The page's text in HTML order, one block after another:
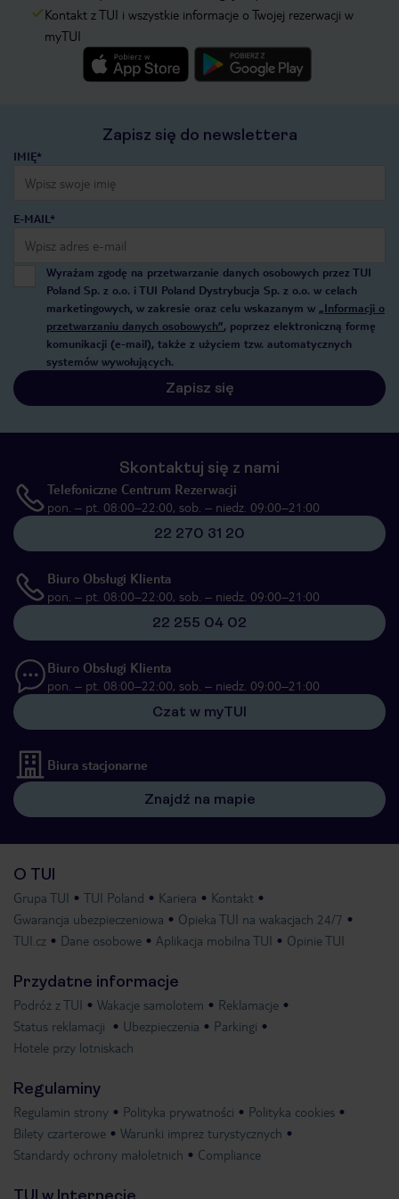
Kontakt z TUI i wszystkie informacje o Twojej rezerwacji w
myTUI
Zapisz się do newslettera
IMIĘ*
E-MAIL*
Wyrażam zgodę na przetwarzanie danych osobowych przez TUI
Poland Sp. z o.o. i TUI Poland Dystrybucja Sp. z o.o. w celach
marketingowych, w zakresie oraz celu wskazanym w „Informacji o
przetwarzaniu danych osobowych”, poprzez elektroniczną formę
komunikacji (e-mail), także z użyciem tzw. automatycznych
systemów wywołujących.
Zapisz się
Skontaktuj się z nami
Telefoniczne Centrum Rezerwacji
pon. – pt. 08:00–22:00, sob. – niedz. 09:00–21:00
22 270 31 20
Biuro Obsługi Klienta
pon. – pt. 08:00–22:00, sob. – niedz. 09:00–21:00
22 255 04 02
Biuro Obsługi Klienta
pon. – pt. 08:00–22:00, sob. – niedz. 09:00–21:00
Czat w myTUI
Biura stacjonarne
Znajdź na mapie
O TUI
Grupa TUI TUI Poland Kariera
Kontakt
Gwarancja ubezpieczeniowa
Opieka TUI na wakacjach 24/7
TUI.cz
Dane osobowe Aplikacja mobilna TUI Opinie TUI
Przydatne informacje
Podróż z TUI Wakacje samolotem
Reklamacje
Status reklamacji
Ubezpieczenia
Parkingi
Hotele przy lotniskach
Regulaminy
Regulamin strony Polityka prywatności
Polityka cookies
Bilety czarterowe
Warunki imprez turystycznych
Standardy ochrony małoletnich
Compliance
TUI w Internecie